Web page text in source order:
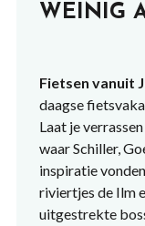
WEINIG
Fietsen vanuit
daagse
Laat je
waar Schiller,
inspiratie
riviertjes de Ilm
uitgestrekte